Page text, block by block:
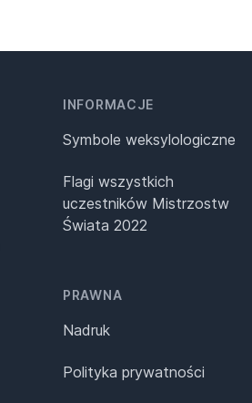
INFORMACJE
Symbole weksylologiczne
Flagi wszystkich
uczestników Mistrzostw
Świata 2022
PRAWNA
Nadruk
Polityka prywatności